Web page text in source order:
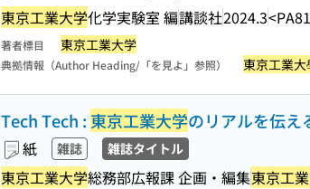
東京工業大学化学実験室 編講談社2024.3
著者標目 東京工業大学
典拠情報（Author Heading/「を見よ」参照） 東京工業大
Tech Tech : 東京工業大学のリアルを伝え
紙 雑誌 雑誌タイトル
東京工業大学総務部広報課 企画・編集東京工